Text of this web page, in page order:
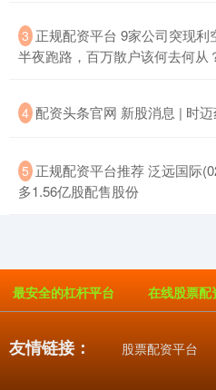
3 正规配资平台 9家公司突现
半夜跑路，百万散户该何去何从
4 配资头条官网 新股消息 | 时
5 正规配资平台推荐 泛远国际
多1.56亿股配售股份
最安全的杠杆平台 在线股票配
友情链接： 股票配资平台